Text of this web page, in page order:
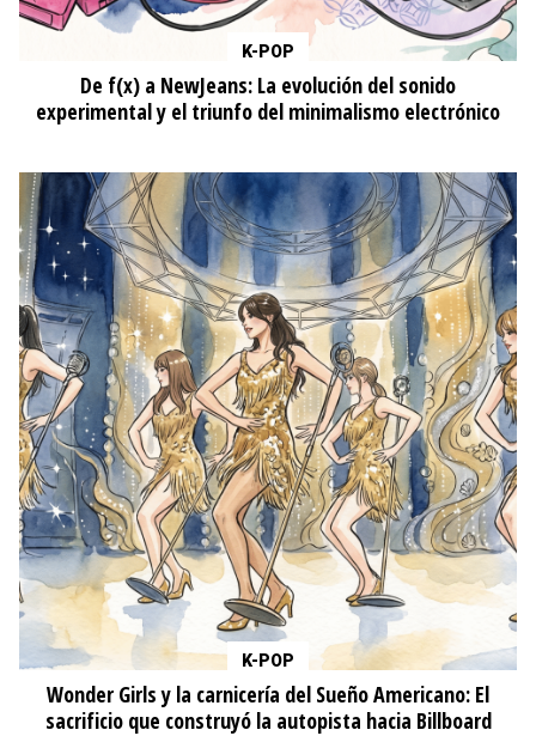
K-POP
De f(x) a NewJeans: La evolución del sonido
experimental y el triunfo del minimalismo electrónico
K-POP
Wonder Girls y la carnicería del Sueño Americano: El
sacrificio que construyó la autopista hacia Billboard